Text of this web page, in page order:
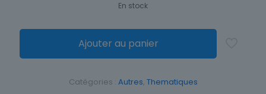
En stock
Ajouter au panier
Catégories : Autres, Thematiques